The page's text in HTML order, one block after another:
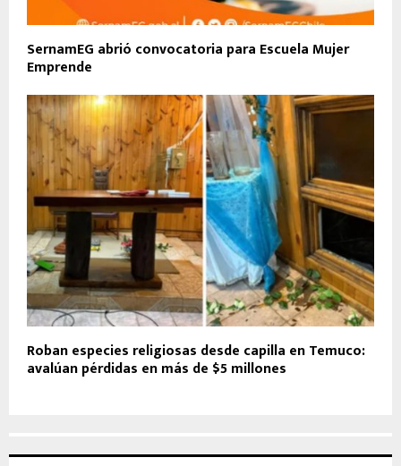
SernamEG abrió convocatoria para Escuela Mujer
Emprende
Roban especies religiosas desde capilla en Temuco:
avalúan pérdidas en más de $5 millones